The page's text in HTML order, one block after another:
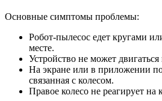
Основные симптомы проблемы:
Робот-пылесос едет кругами
месте.
Устройство не может
На экране или в приложении
связанная с колесом.
Правое колесо не реагирует на